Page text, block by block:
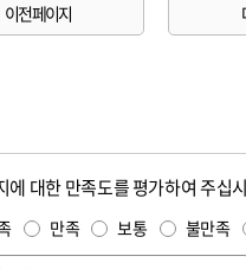
이전 페이지
에 대한 만족도를 평가하여 주십
만족 보통 불만족